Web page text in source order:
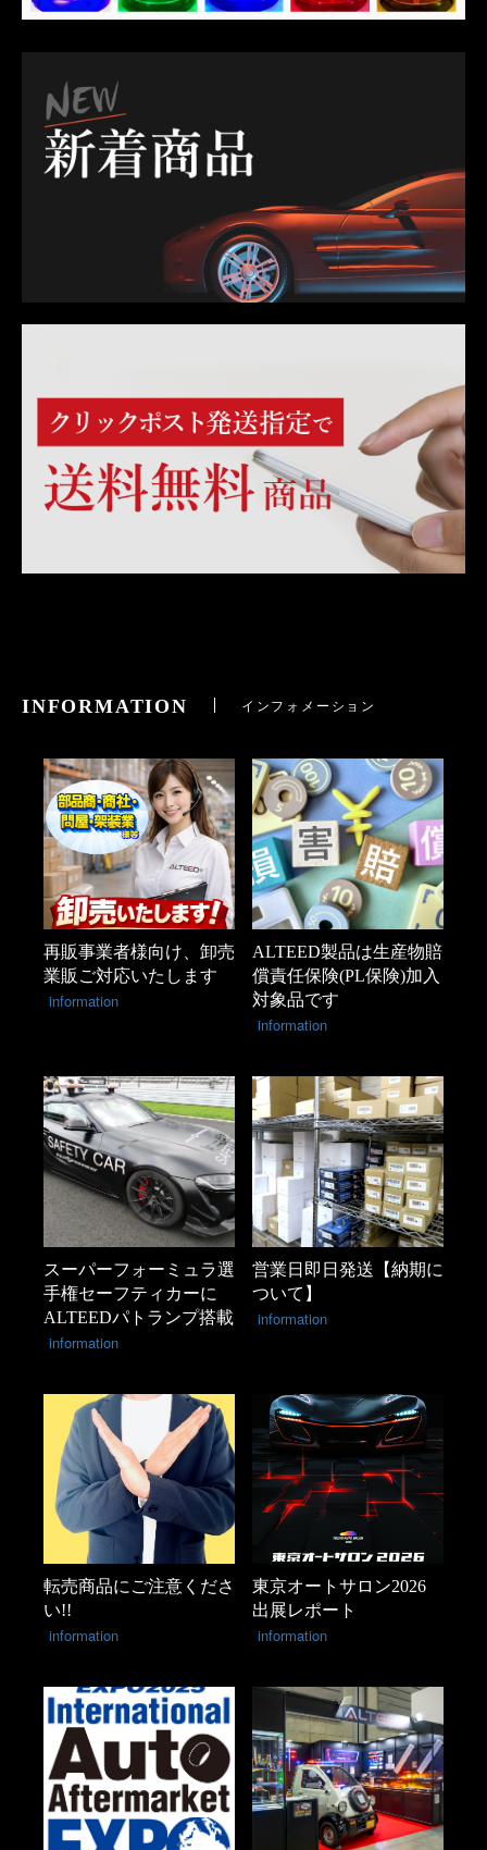
INFORMATION インフォメーション
再販事業者様向け、卸売
業販ご対応いたします
information
ALTEED製品は生産物賠
償責任保険(PL保険)加入
対象品です
information
スーパーフォーミュラ選
手権セーフティカーに
ALTEEDパトランプ搭載
information
営業日即日発送【納期に
ついて】
information
転売商品にご注意くださ
い!!
information
東京オートサロン2026
出展レポート
information